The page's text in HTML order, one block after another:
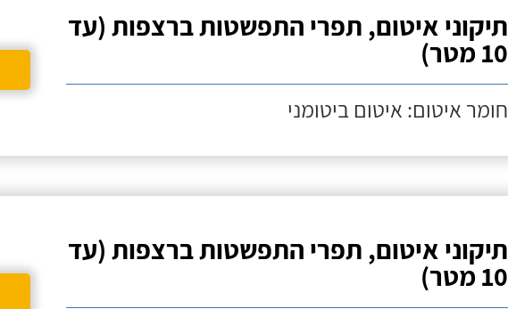
תיקוני איטום, תפרי התפשטות ברצפות (עד
10 מטר)
חומר איטום: איטום ביטומני
תיקוני איטום, תפרי התפשטות ברצפות (עד
10 מטר)